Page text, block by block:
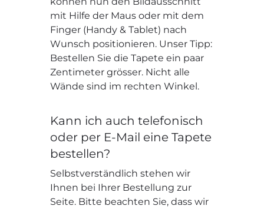
mit Hilfe der Maus oder mit dem
Finger (Handy & Tablet) nach
Wunsch positionieren. Unser Tipp:
Bestellen Sie die Tapete ein paar
Zentimeter grösser. Nicht alle
Wände sind im rechten Winkel.
Kann ich auch telefonisch
oder per E-Mail eine Tapete
bestellen?
Selbstverständlich stehen wir
Ihnen bei Ihrer Bestellung zur
Seite. Bitte beachten Sie, dass wir